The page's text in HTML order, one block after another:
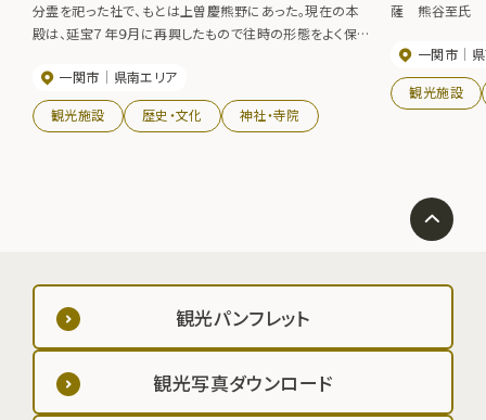
分霊を祀った社で、もとは上曽慶熊野にあった。現在の本
殿は、延宝７年９月に再興したもので往時の形態をよく保
すべき遺構である。本殿は県指定文化財。
一関市 県南エリア
観光施設 歴史・文化 神社・寺院
薩 熊谷至氏
一関市
観光施設
観光パンフレット
観光写真ダウンロード